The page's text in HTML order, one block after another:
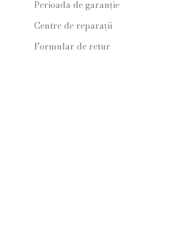
Perioada de garanție
Centre de reparații
Formular de retur